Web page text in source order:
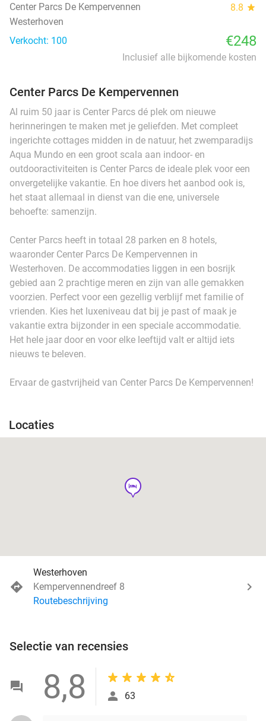
Center Parcs De Kempervennen 8.8 star
Westerhoven
Verkocht: 100
€248
Inclusief alle bijkomende kosten
Center Parcs De Kempervennen
Al ruim 50 jaar is Center Parcs dé plek om nieuwe
herinneringen te maken met je geliefden. Met compleet
ingerichte cottages midden in de natuur, het zwemparadijs
Aqua Mundo en een groot scala aan indoor- en
outdooractiviteiten is Center Parcs de ideale plek voor een
onvergetelijke vakantie. En hoe divers het aanbod ook is,
het staat allemaal in dienst van die ene, universele
behoefte: samenzijn.
Center Parcs heeft in totaal 28 parken en 8 hotels,
waaronder Center Parcs De Kempervennen in
Westerhoven. De accommodaties liggen in een bosrijk
gebied aan 2 prachtige meren en zijn van alle gemakken
voorzien. Perfect voor een gezellig verblijf met familie of
vrienden. Kies het luxeniveau dat bij je past of maak je
vakantie extra bijzonder in een speciale accommodatie.
Het hele jaar door en voor elke leeftijd valt er altijd iets
nieuws te beleven.
Ervaar de gastvrijheid van Center Parcs De Kempervennen!
Locaties
hotel
Westerhoven
Kempervennendreef 8
Routebeschrijving
Selectie van recensies
8,8 63